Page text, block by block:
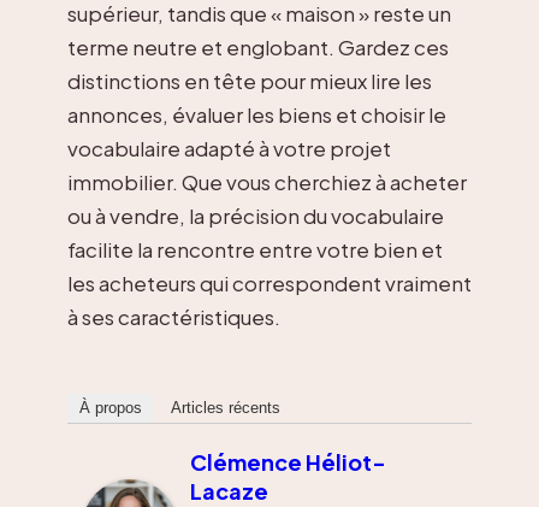
supérieur, tandis que « maison » reste un
terme neutre et englobant. Gardez ces
distinctions en tête pour mieux lire les
annonces, évaluer les biens et choisir le
vocabulaire adapté à votre projet
immobilier. Que vous cherchiez à acheter
ou à vendre, la précision du vocabulaire
facilite la rencontre entre votre bien et
les acheteurs qui correspondent vraiment
à ses caractéristiques.
À propos Articles récents
Clémence Héliot-
Lacaze